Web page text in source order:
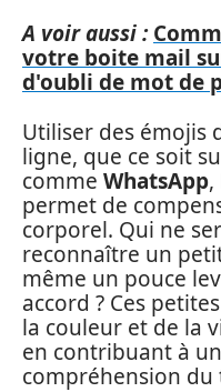
A voir aussi :
votre boite mail
d'oubli de mot de
Utiliser des émojis
ligne, que ce soit
comme WhatsApp,
permet de
corporel. Qui ne
reconnaître un
même un pouce
accord ? Ces
la couleur et de la
en contribuant à
compréhension du